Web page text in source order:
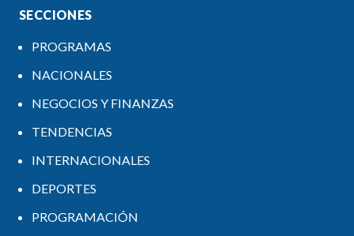
SECCIONES
PROGRAMAS
NACIONALES
NEGOCIOS Y FINANZAS
TENDENCIAS
INTERNACIONALES
DEPORTES
PROGRAMACIÓN